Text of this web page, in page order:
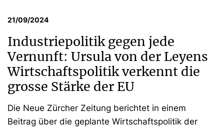
21/09/2024
Industriepolitik gegen jede
Vernunft: Ursula von der Leyens
Wirtschaftspolitik verkennt die
grosse Stärke der EU
Die Neue Zürcher Zeitung berichtet in einem
Beitrag über die geplante Wirtschaftspolitik der